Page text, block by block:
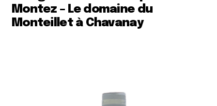
Montez – Le domaine du
Monteillet à Chavanay